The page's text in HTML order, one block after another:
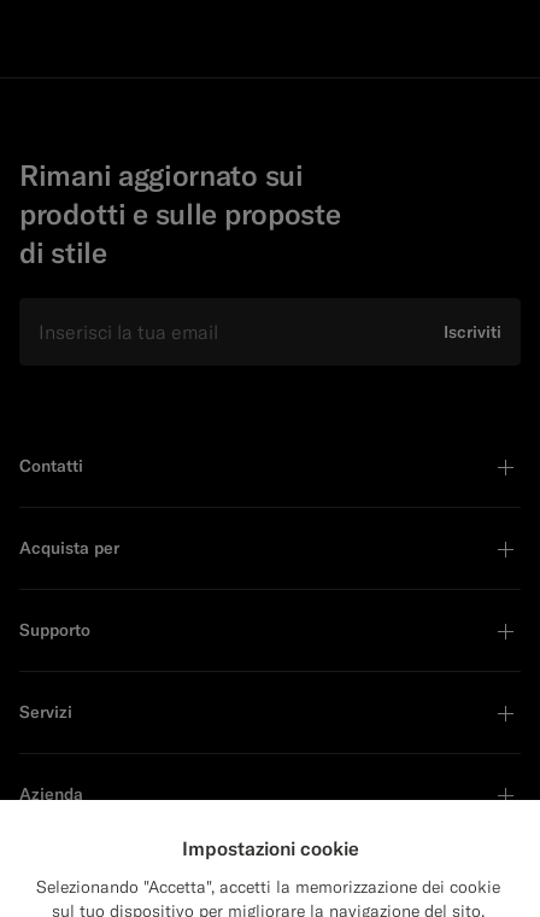
Rimani aggiornato sui
prodotti e sulle proposte
di stile
Iscriviti
Contatti
Acquista per
Supporto
Servizi
Azienda
Impostazioni cookie
Selezionando "Accetta", accetti la memorizzazione dei cookie
sul tuo dispositivo per migliorare la navigazione del sito,